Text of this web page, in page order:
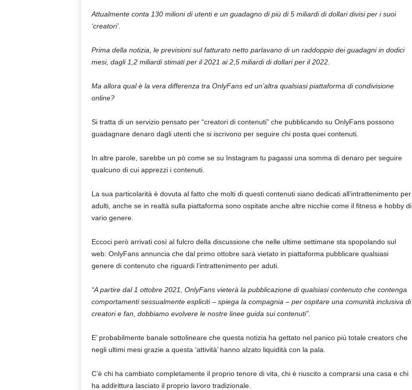
Attualmente conta 130 milioni di utenti e un guadagno di più di 5 miliardi di dollari divisi per i suoi
‘creatori’.
Prima della notizia, le previsioni sul fatturato netto parlavano di un raddoppio dei guadagni in dodici
mesi, dagli 1,2 miliardi stimati per il 2021 ai 2,5 miliardi di dollari per il 2022.
Ma allora qual è la vera differenza tra OnlyFans ed un’altra qualsiasi piattaforma di condivisione
online?
Si tratta di un servizio pensato per “creatori di contenuti” che pubblicando su OnlyFans possono
guadagnare denaro dagli utenti che si iscrivono per seguire chi posta quei contenuti.
In altre parole, sarebbe un pò come se su Instagram tu pagassi una somma di denaro per seguire
qualcuno di cui apprezzi i contenuti.
La sua particolarità è dovuta al fatto che molti di questi contenuti siano dedicati all’intrattenimento per
adulti, anche se in realtà sulla piattaforma sono ospitate anche altre nicchie come il fitness e hobby di
vario genere.
Eccoci però arrivati così al fulcro della discussione che nelle ultime settimane sta spopolando sul
web: OnlyFans annuncia che dal primo ottobre sarà vietato in piattaforma pubblicare qualsiasi
genere di contenuto che riguardi l’intrattenimento per aduti.
“A partire dal 1 ottobre 2021, OnlyFans vieterà la pubblicazione di qualsiasi contenuto che contenga
comportamenti sessualmente espliciti – spiega la compagnia – per ospitare una comunità inclusiva di
creatori e fan, dobbiamo evolvere le nostre linee guida sui contenuti”.
E’ probabilmente banale sottolineare che questa notizia ha gettato nel panico più totale creators che
negli ultimi mesi grazie a questa ‘attività’ hanno alzato liquidità con la pala.
C’è chi ha cambiato completamente il proprio tenore di vita, chi è riuscito a comprarsi una casa e chi
ha addirittura lasciato il proprio lavoro tradizionale.